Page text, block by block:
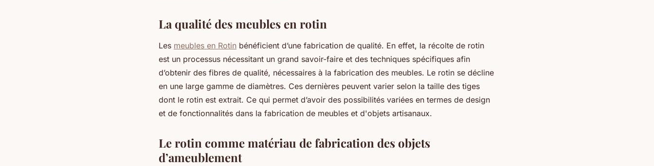
La qualité des meubles en rotin
Les meubles en Rotin bénéficient d’une fabrication de qualité. En effet, la récolte de rotin
est un processus nécessitant un grand savoir-faire et des techniques spécifiques afin
d’obtenir des fibres de qualité, nécessaires à la fabrication des meubles. Le rotin se décline
en une large gamme de diamètres. Ces dernières peuvent varier selon la taille des tiges
dont le rotin est extrait. Ce qui permet d’avoir des possibilités variées en termes de design
et de fonctionnalités dans la fabrication de meubles et d'objets artisanaux.
Le rotin comme matériau de fabrication des objets
d’ameublement